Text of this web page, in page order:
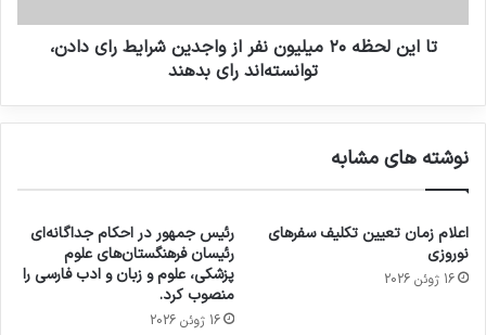
تا این لحظه ٢٠ میلیون نفر از واجدین شرایط رای دادن،
توانسته‌اند رای بدهند
نوشته های مشابه
اعلام زمان تعیین تکلیف سفرهای
نوروزی
16 ژوئن 2026
رئیس جمهور در احکام جداگانه‌ای
رئیسان فرهنگستان‌های علوم
پزشکی، علوم و زبان و ادب فارسی را
منصوب کرد.
16 ژوئن 2026